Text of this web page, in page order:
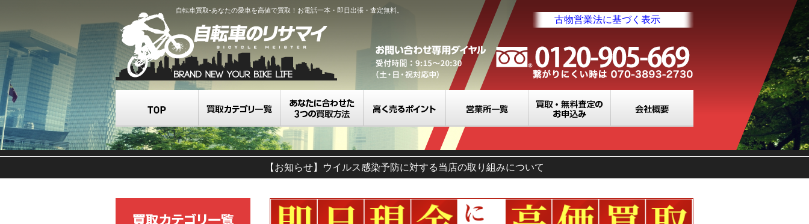
自転車買取-あなたの愛車を高値で買取！お電話一本・即日出張・査定無料。
古物営業法に基づく表示
【お知らせ】ウイルス感染予防に対する当店の取り組みについて